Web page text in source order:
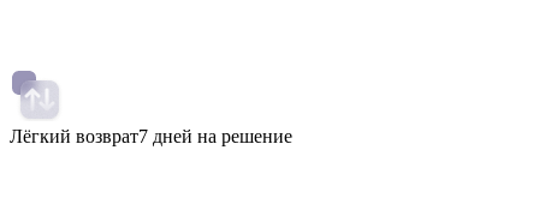
Лёгкий возврат7 дней на решение